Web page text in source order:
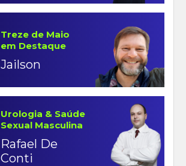
Treze de Maio
em Destaque
Jailson
Urologia & Saúde
Sexual Masculina
Rafael De
Conti